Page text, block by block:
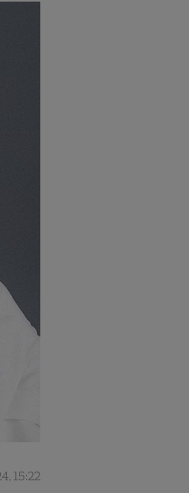
15:22